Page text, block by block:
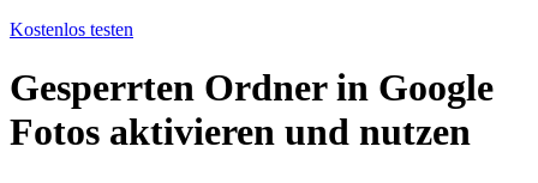
Kostenlos testen
Gesperrten Ordner in Google
Fotos aktivieren und nutzen